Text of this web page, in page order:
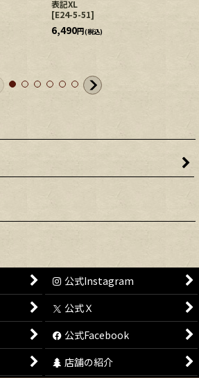
表記XL
[E24-5-51]
6,490円(税込)
公式Instagram
公式Ｘ
公式Facebook
店舗の紹介